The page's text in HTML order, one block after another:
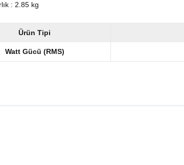
: 2.85 kg
Ürün Tipi
Watt Gücü (RMS)